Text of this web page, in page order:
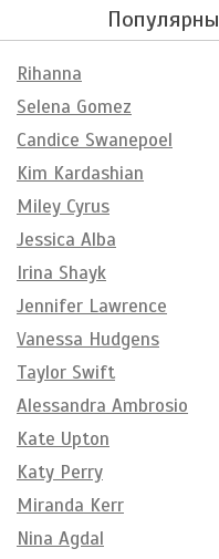
Rihanna
Selena Gomez
Candice Swanepoel
Kim Kardashian
Miley Cyrus
Jessica Alba
Irina Shayk
Jennifer Lawrence
Vanessa Hudgens
Taylor Swift
Alessandra Ambrosio
Kate Upton
Katy Perry
Miranda Kerr
Nina Agdal